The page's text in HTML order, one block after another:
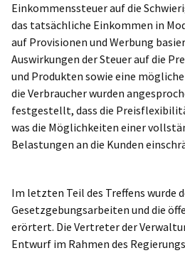
Einkommenssteuer auf die
das tatsächliche Einkommen in
auf Provisionen und Werbung
Auswirkungen der Steuer auf die
und Produkten sowie eine
die Verbraucher wurden
festgestellt, dass die
was die Möglichkeiten einer
Belastungen an die Kunden
Im letzten Teil des Treffens wurde
Gesetzgebungsarbeiten und die
erörtert. Die Vertreter der
Entwurf im Rahmen des